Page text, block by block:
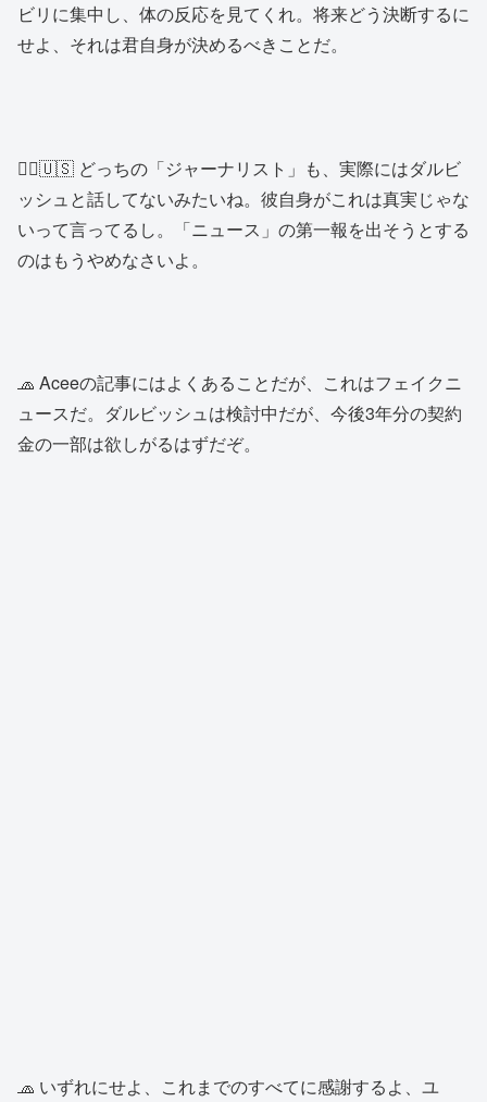
ビリに集中し、体の反応を見てくれ。将来どう決断するに
せよ、それは君自身が決めるべきことだ。
👱‍♂️🇺🇸 どっちの「ジャーナリスト」も、実際にはダルビ
ッシュと話してないみたいね。彼自身がこれは真実じゃな
いって言ってるし。「ニュース」の第一報を出そうとする
のはもうやめなさいよ。
🧢 Aceeの記事にはよくあることだが、これはフェイクニ
ュースだ。ダルビッシュは検討中だが、今後3年分の契約
金の一部は欲しがるはずだぞ。
🧢 いずれにせよ、これまでのすべてに感謝するよ、ユ